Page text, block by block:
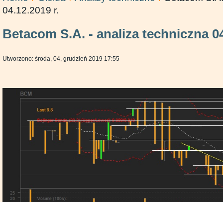
04.12.2019 r.
Betacom S.A. - analiza techniczna
Utworzono: środa, 04, grudzień 2019 17:55